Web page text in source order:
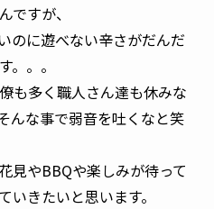
ですが、
のに遊べない辛さがだんだ
。。。
も多く職人さん達も休みな
んな事で弱音を吐くなと笑
見やBBQや楽しみが待って
いきたいと思います。